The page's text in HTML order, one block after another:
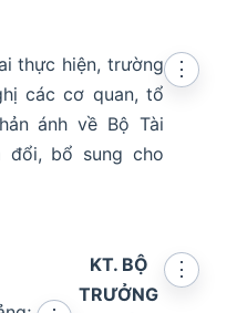
thực hiện, trường
các cơ quan, tổ
ánh về Bộ Tài
đổi, bổ sung cho
⋮
KT. BỘ
TRƯỞNG
⋮